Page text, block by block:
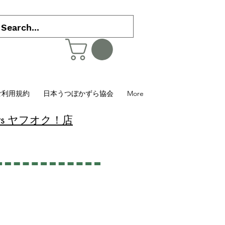
利用規約 日本うつぼかずら協会 More
ヤフオク！店